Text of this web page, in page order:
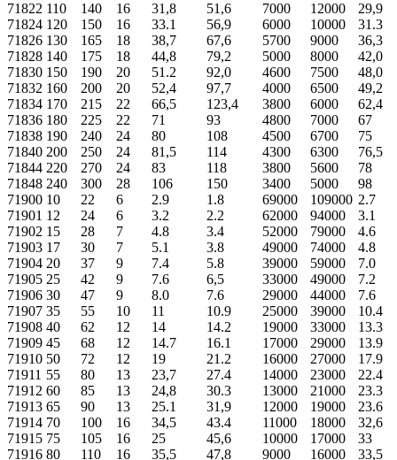
71822 110 140 16 31,8 51,6 7000 12000
29,9
71824 120 150 16 33.1 56,9 6000 10000
31.3
71826 130 165 18 38,7 67,6 5700 9000
36,3
71828 140 175 18 44,8 79,2 5000 8000
42,0
71830 150 190 20 51.2 92,0 4600 7500
48,0
71832 160 200 20 52,4 97,7 4000 6500
49,2
71834 170 215 22 66,5 123,4 3800 6000
62,4
71836 180 225 22 71 93 4800 7000
67
71838 190 240 24 80 108 4500 6700
75
71840 200 250 24 81,5 114 4300 6300
76,5
71844 220 270 24 83 118 3800 5600
78
71848 240 300 28 106 150 3400 5000
98
71900 10 22 6 2.9 1.8 69000 109000 2.7
71901 12 24 6 3.2 2.2 62000 94000
3.1
71902 15 28 7 4.8 3.4 52000 79000
4.6
71903 17 30 7 5.1 3.8 49000 74000
4.8
71904 20 37 9 7.4 5.8 39000 59000
7.0
71905 25 42 9 7.6 6,5 33000 49000
7.2
71906 30 47 9 8.0 7.6 29000 44000
7.6
71907 35 55 10 11 10.9 25000 39000
10.4
71908 40 62 12 14 14.2 19000 33000
13.3
71909 45 68 12 14.7 16.1 17000 29000
13.9
71910 50 72 12 19 21.2 16000 27000
17.9
71911 55 80 13 23,7 27.4 14000 23000
22.4
71912 60 85 13 24,8 30.3 13000 21000
23.3
71913 65 90 13 25.1 31,9 12000 19000
23.6
71914 70 100 16 34,5 43.4 11000 18000
32,6
71915 75 105 16 25 45,6 10000 17000
33
71916 80 110 16 35,5 47,8 9000 16000
33,5